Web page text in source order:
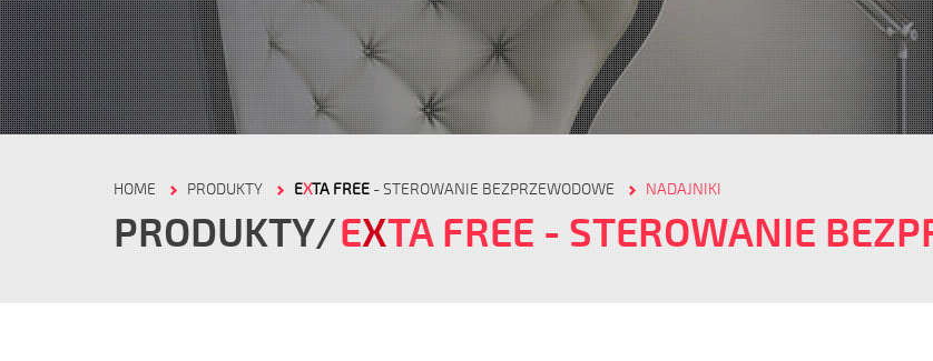
HOME PRODUKTY EXTA FREE - STEROWANIE BEZPRZEWODOWE NADAJNIKI
PRODUKTY EXTA FREE - STEROWANIE